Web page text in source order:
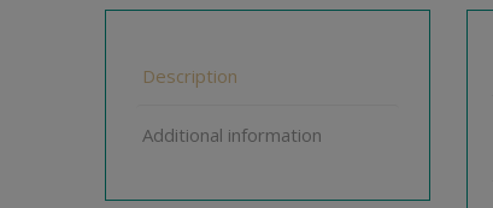
Description
Additional information